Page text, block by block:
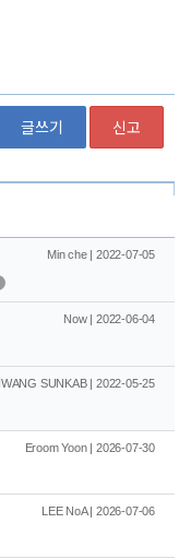
글쓰기 신고